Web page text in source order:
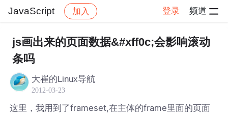
JavaScript 加入 登录 频道
社区 JavaScript 帖子详情
js画出来的页面数据&#xff0c;会影响滚动
条吗
大崔的Linux导航
2012-03-23
这里，我用到了frameset,在主体的frame里面的页面